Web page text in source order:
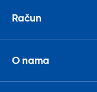
Račun
O nama